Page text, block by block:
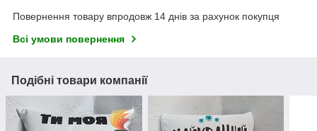
Повернення товару впродовж 14 днів за рахунок покупця
Всі умови повернення
Подібні товари компанії